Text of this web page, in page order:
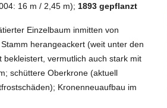
16 m / 2,45 m); 1893 gepflanzt
Einzelbaum inmitten von
herangeackert (weit unter den
vermutlich auch stark mit
schüttere Oberkrone (aktuell
Kronenneuaufbau im